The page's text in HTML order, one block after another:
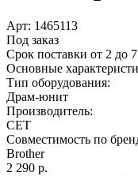
Арт: 1465113
Под заказ
Срок поставки от 2 до
Основные
Тип оборудования:
Драм-юнит
Производитель:
CET
Совместимость по
Brother
2 290 р.